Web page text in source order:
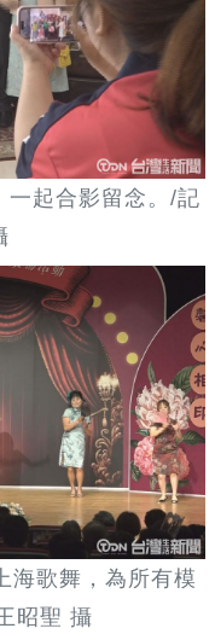
起合影留念。/記
海歌舞，為所有模
昭聖 攝